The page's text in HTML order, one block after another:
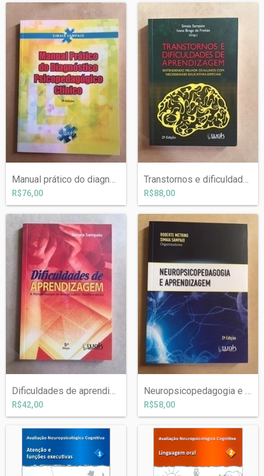
Manual prático do diagnóstico psicopedag...
R$76,00
Transtornos e dificuldades de aprendizag...
R$88,00
Dificuldades de aprendizagem na relação...
R$42,00
Neuropsicopedagogia e aprendizagem - con...
R$58,00